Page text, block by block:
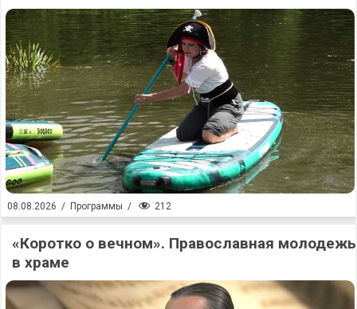
08.08.2026 / Программы / 212
«Коротко о вечном». Православная молодежь
в храме